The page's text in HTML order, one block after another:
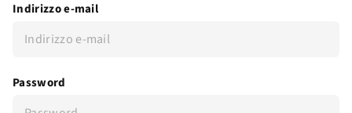
Indirizzo e-mail
Password